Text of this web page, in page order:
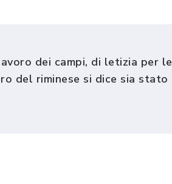
dei campi, di letizia per le
del riminese si dice sia stato